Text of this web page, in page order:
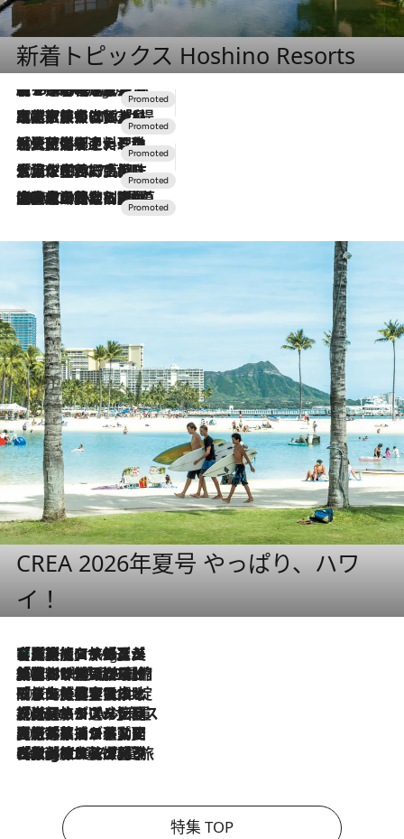
新着トピックス Hoshino Resorts
8 Hours Ago
【トンボの足水浴】ヒノキの香りに包まれて涼感マックス！約13℃の湧水かけ流しを避暑地「星野温泉 トンボの湯」で体験
2026.7.31
【ホテル帰省】という選択肢をOMOが提案。家族とほどよい距離を保つには「昼は実家、夜は気兼ねなくホテルで！」
2026.7.24
【夏限定ディナーコース】旬を迎える稚鮎や花ズッキーニなどをイタリア・トスカーナの郷土料理の手法で満喫！
2026.7.17
「土佐和ハーブかき氷」がOMO7高知に登場！生姜、山椒、大葉など目にも舌にも涼を呼ぶ郷土の味
2026.7.10
NEW OPEN！【界 草津】名湯の地に誕生。趣の異なる2種の温泉と上州ならではの会席・蕎麦割烹など美食を味わう究極の癒やし旅
CREA 2026年夏号 やっぱり、ハワ
イ！
10 Hours Ago
【厳選旅コスメ】「多機能アイテムがメイン！」旅好き美容エディターが選んだ夏旅ベストコスメを発表【Mサイズジップ】
2026.8.6
「荷物が増えるほど旅ストレスは増す」美容ジャーナリストがたどり着いた最終結論。“化粧品を劇的に減らす”感動の凝縮美容とは
2026.8.6
「旅先には金髪ウィッグを持参」日本と同じメイクでは損してる!? 美容ジャーナリストが提案する“掟破りの旅美容”とは
2026.8.6
【厳選旅コスメ】「身軽さ＆UV対策重視！」ヘアアーティストshucoが選んだ夏旅ベストコスメを発表【Mサイズジップ】
2026.8.5
【厳選旅コスメ】国内をあちこち移動する河井菜摘が選んだ夏旅ベストコスメ発表！「リラックスアイテムはマスト」【Mサイズジップ】
2026.8.4
【厳選旅コスメ】「紫外線＆乾燥対策しながらメイク感も！」ヘア＆メイクGeorgeが選んだ夏旅ベストコスメを発表！【Mサイズジップ】
特集 TOP